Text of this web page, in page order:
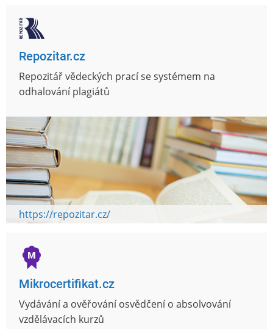
Repozitar.cz
Repozitář vědeckých prací se systémem na
odhalování plagiátů
https://repozitar.cz/
Mikrocertifikat.cz
Vydávání a ověřování osvědčení o absolvování
vzdělávacích kurzů